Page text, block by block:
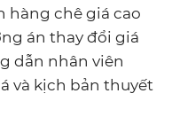
hàng chê giá cao
án thay đổi giá
dẫn nhân viên
và kịch bản thuyết